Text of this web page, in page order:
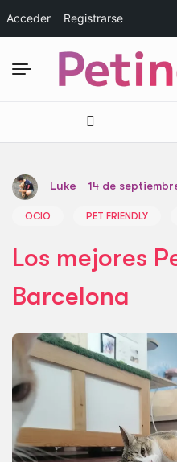
Acceder Registrarse
Luke 14 de
OCIO PET FRIENDLY
Los mejores
Barcelona